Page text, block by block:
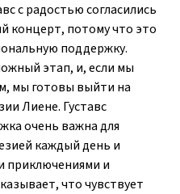
с радостью согласились
концерт, потому что это
поддержку.
этап, и, если мы
мы готовы выйти на
Лиене. Густавс
очень важна для
каждый день и
приключениями и
что чувствует